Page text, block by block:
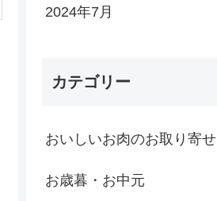
2024年7月
カテゴリー
おいしいお肉のお取り寄せ
お歳暮・お中元